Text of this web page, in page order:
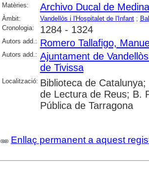
Matèries:
Archivo Ducal de
Àmbit: Vandellòs i l'Hospitalet de l'Infant;
Cronologia:
1284 - 1324
Autors add.: Romero Tallafigo,
Autors add.: Ajuntament de
de Tivissa
Localització: Biblioteca de
de Lectura de Reus; B.
Pública de Tarragona
Enllaç permanent a aquest